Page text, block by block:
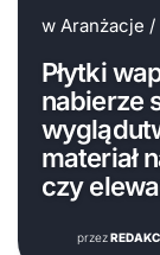
w Aranżacje /
Płytki
nabierze
materiał
czy
przez